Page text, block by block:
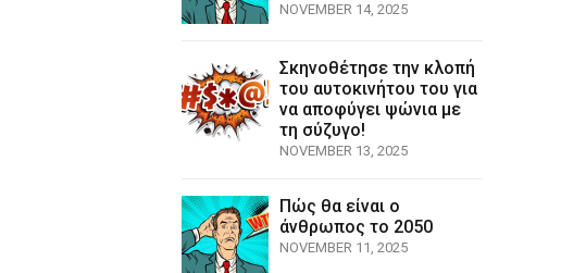
NOVEMBER 14, 2025
Σκηνοθέτησε την κλοπή
του αυτοκινήτου του για
να αποφύγει ψώνια με
τη σύζυγο!
NOVEMBER 13, 2025
Πώς θα είναι ο
άνθρωπος το 2050
NOVEMBER 11, 2025